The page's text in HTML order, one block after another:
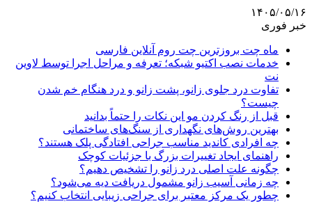
۱۴۰۵/۰۵/۱۶
خبر فوری
ماه چت بروزترین چت روم آنلاین فارسی
خدمات نصب اکتیو شبکه؛ تعرفه و مراحل اجرا توسط لاوین
نت
تفاوت درد جلوی زانو، پشت زانو و درد هنگام خم شدن
چیست؟
قبل از رنگ کردن مو این نکات را حتماً بدانید
بهترین روش‌های نگهداری از سنگ‌های ساختمانی
چه افرادی کاندید مناسب جراحی افتادگی پلک هستند؟
راهنمای ایجاد تغییرات بزرگ با جزئیات کوچک
چگونه علت اصلی درد زانو را تشخیص دهیم؟
چه زمانی آسیب زانو مشمول دریافت دیه می‌شود؟
چطور یک مرکز معتبر برای جراحی زیبایی انتخاب کنیم؟